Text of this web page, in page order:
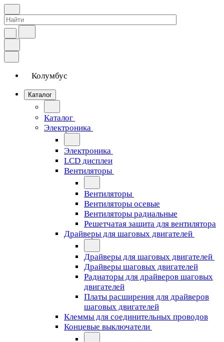
Колумбус
Каталог
Каталог
Электроника
Электроника
LCD дисплеи
Вентиляторы
Вентиляторы
Вентиляторы осевые
Вентиляторы радиальные
Решетчатая защита для вентилятора
Драйверы для шаговых двигателей
Драйверы для шаговых двигателей
Драйверы шаговых двигателей
Радиаторы для драйверов шаговых
двигателей
Платы расширения для драйверов
шаговых двигателей
Клеммы для соединительных проводов
Концевые выключатели